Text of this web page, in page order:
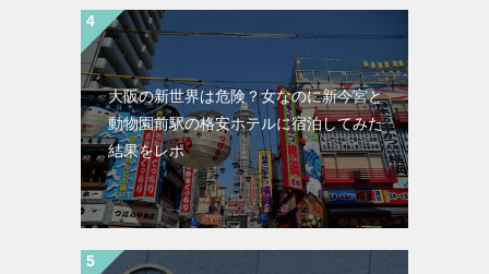
大阪の新世界は危険？女なのに新今宮と
動物園前駅の格安ホテルに宿泊してみた
結果をレポ